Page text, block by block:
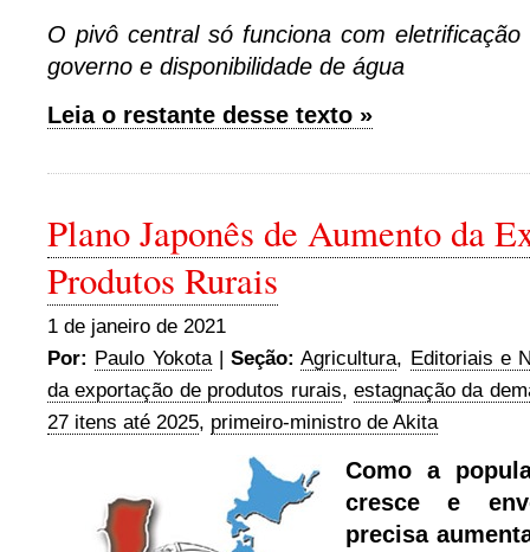
O pivô central só funciona com
governo e disponibilidade de água
Leia o restante desse texto »
Plano Japonês de Aumento da
Produtos Rurais
1 de janeiro de 2021
Por: Paulo Yokota|Seção: Agricultura, Editoriais e
da exportação de produtos rurais,estagnação da
27 itens até 2025, primeiro-ministro de Akita
Como a
cresce e
precisa